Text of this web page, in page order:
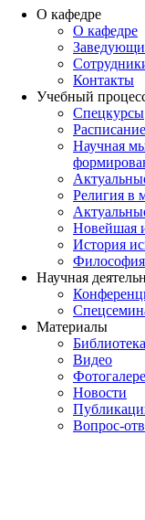
О кафедре
О кафедре
Контакты
Учебный
Спецкурсы
Научная
Религия в
Новейшая
История
Научная
Материалы
Библиотека
Видео
Новости
Вопрос-